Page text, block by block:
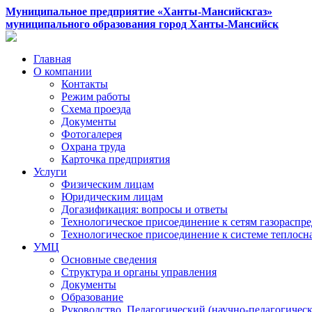
Муниципальное предприятие «Ханты-Мансийскгаз»
муниципального образования город Ханты-Мансийск
Главная
О компании
Контакты
Режим работы
Схема проезда
Документы
Фотогалерея
Охрана труда
Карточка предприятия
Услуги
Физическим лицам
Юридическим лицам
Догазификация: вопросы и ответы
Технологическое присоединение к сетям
Технологическое присоединение к системе
УМЦ
Основные сведения
Структура и органы управления
Документы
Образование
Руководство. Педагогический (научно-